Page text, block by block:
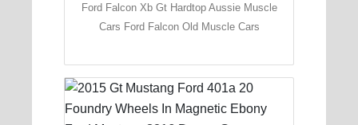
Ford Falcon Xb Gt Hardtop Aussie Muscle
Cars Ford Falcon Old Muscle Cars